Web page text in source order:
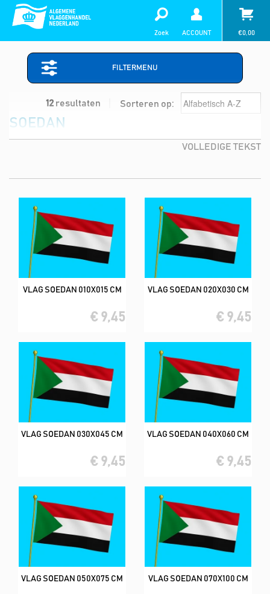
Zoek ACCOUNT €0,00
FILTERMENU
12 resultaten Sorteren op:
SOEDAN
VOLLEDIGE TEKST
VLAG SOEDAN 010X015 CM
€ 9,45
VLAG SOEDAN 020X030 CM
€ 9,45
VLAG SOEDAN 030X045 CM
€ 9,45
VLAG SOEDAN 040X060 CM
€ 9,45
VLAG SOEDAN 050X075 CM VLAG SOEDAN 070X100 CM